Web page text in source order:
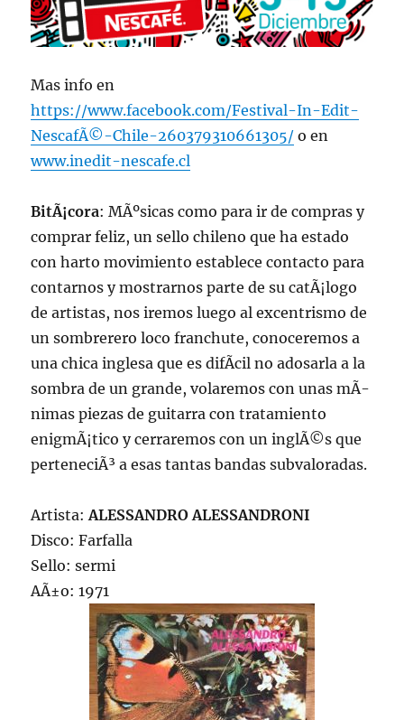
Mas info en
https://www.facebook.com/Festival-In-Edit-
NescafÃ©-Chile-260379310661305/ o en
www.inedit-nescafe.cl
BitÃ¡cora: MÃºsicas como para ir de compras y
comprar feliz, un sello chileno que ha estado
con harto movimiento establece contacto para
contarnos y mostrarnos parte de su catÃ¡logo
de artistas, nos iremos luego al excentrismo de
un sombrerero loco franchute, conoceremos a
una chica inglesa que es difÃ­cil no adosarla a la
sombra de un grande, volaremos con unas mÃ­
nimas piezas de guitarra con tratamiento
enigmÃ¡tico y cerraremos con un inglÃ©s que
perteneciÃ³ a esas tantas bandas subvaloradas.
Artista:ALESSANDRO ALESSANDRONI
Disco: Farfalla
Sello: sermi
AÃ±o: 1971